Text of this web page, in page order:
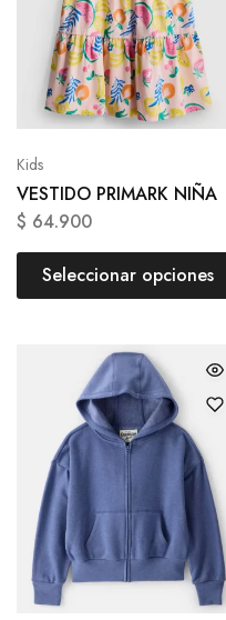
Kids
VESTIDO PRIMARK NIÑA
$ 64.900
Seleccionar opciones